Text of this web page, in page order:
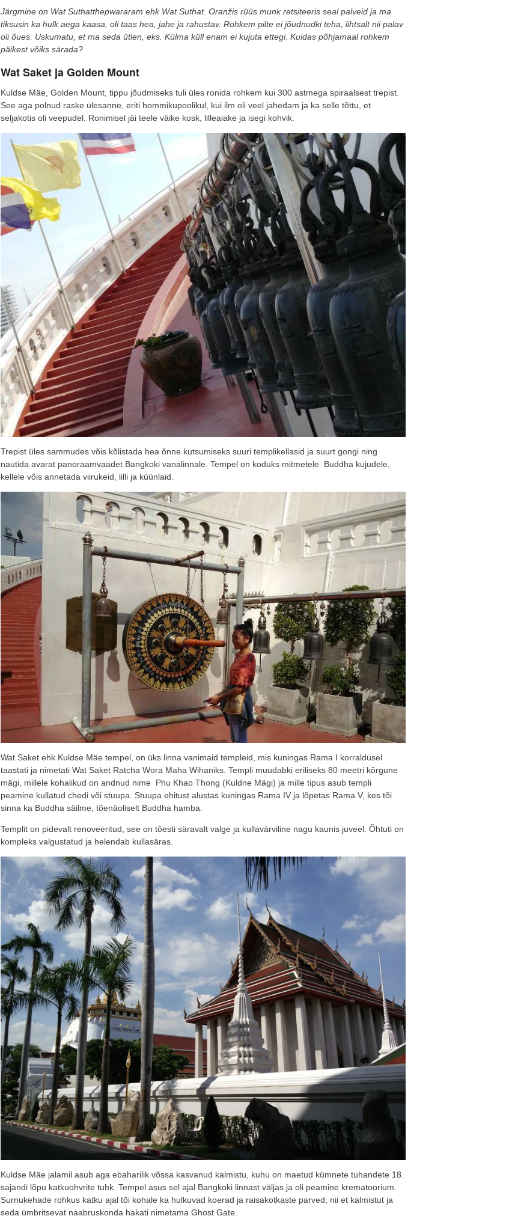
Järgmine on Wat Suthatthepwararam ehk Wat Suthat. Oranžis rüüs munk retsiteeris seal palveid ja ma
tiksusin ka hulk aega kaasa, oli taas hea, jahe ja rahustav. Rohkem pilte ei jõudnudki teha, lihtsalt nii palav
oli õues. Uskumatu, et ma seda ütlen, eks. Külma küll enam ei kujuta ettegi. Kuidas põhjamaal rohkem
päikest võiks särada?
Wat Saket ja Golden Mount
Kuldse Mäe, Golden Mount, tippu jõudmiseks tuli üles ronida rohkem kui 300 astmega spiraalsest trepist.
See aga polnud raske ülesanne, eriti hommikupoolikul, kui ilm oli veel jahedam ja ka selle tõttu, et
seljakotis oli veepudel. Ronimisel jäi teele väike kosk, lilleaiake ja isegi kohvik.
Trepist üles sammudes võis kõlistada hea õnne kutsumiseks suuri templikellasid ja suurt gongi ning
nautida avarat panoraamvaadet Bangkoki vanalinnale. Tempel on koduks mitmetele Buddha kujudele,
kellele võis annetada viirukeid, lilli ja küünlaid.
Wat Saket ehk Kuldse Mäe tempel, on üks linna vanimaid templeid, mis kuningas Rama I korraldusel
taastati ja nimetati Wat Saket Ratcha Wora Maha Wihaniks. Templi muudabki eriliseks 80 meetri kõrgune
mägi, millele kohalikud on andnud nime Phu Khao Thong (Kuldne Mägi) ja mille tipus asub templi
peamine kullatud chedi või stuupa. Stuupa ehitust alustas kuningas Rama IV ja lõpetas Rama V, kes tõi
sinna ka Buddha säilme, tõenäoliselt Buddha hamba.
Templit on pidevalt renoveeritud, see on tõesti säravalt valge ja kullavärviline nagu kaunis juveel. Õhtuti on
kompleks valgustatud ja helendab kullasäras.
Kuldse Mäe jalamil asub aga ebaharilik võssa kasvanud kalmistu, kuhu on maetud kümnete tuhandete 18.
sajandi lõpu katkuohvrite tuhk. Tempel asus sel ajal Bangkoki linnast väljas ja oli peamine krematoorium.
Surnukehade rohkus katku ajal tõi kohale ka hulkuvad koerad ja raisakotkaste parved, nii et kalmistut ja
seda ümbritsevat naabruskonda hakati nimetama Ghost Gate.